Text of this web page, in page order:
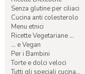
Senza glutine per ciliaci
Cucina anti colesterolo
Menu etnici
Ricette Vegetariane ...
... e Vegan
Per i Bambini
Torte e dolci veloci
Tutti gli speciali cucina...